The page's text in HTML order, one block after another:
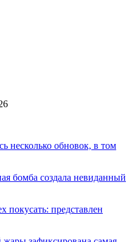
несколько обновок, в том
бомба создала невиданный
покусать: представлен